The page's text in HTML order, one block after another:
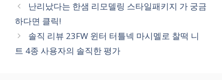
난리났다는 한샘 리모델링 스타일패키지 가 궁금
하다면 클릭!
솔직 리뷰 23FW 윈터 터틀넥 마시멜로 찰떡 니
트 4종 사용자의 솔직한 평가